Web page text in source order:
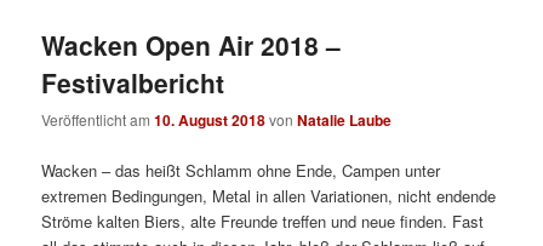
Wacken Open Air 2018 –
Festivalbericht
Veröffentlicht am10. August 2018vonNatalie Laube
Wacken – das heißt Schlamm ohne Ende, Campen unter
extremen Bedingungen, Metal in allen Variationen, nicht endende
Ströme kalten Biers, alte Freunde treffen und neue finden. Fast